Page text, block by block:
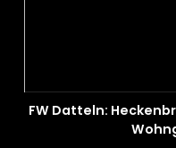
FW Datteln: